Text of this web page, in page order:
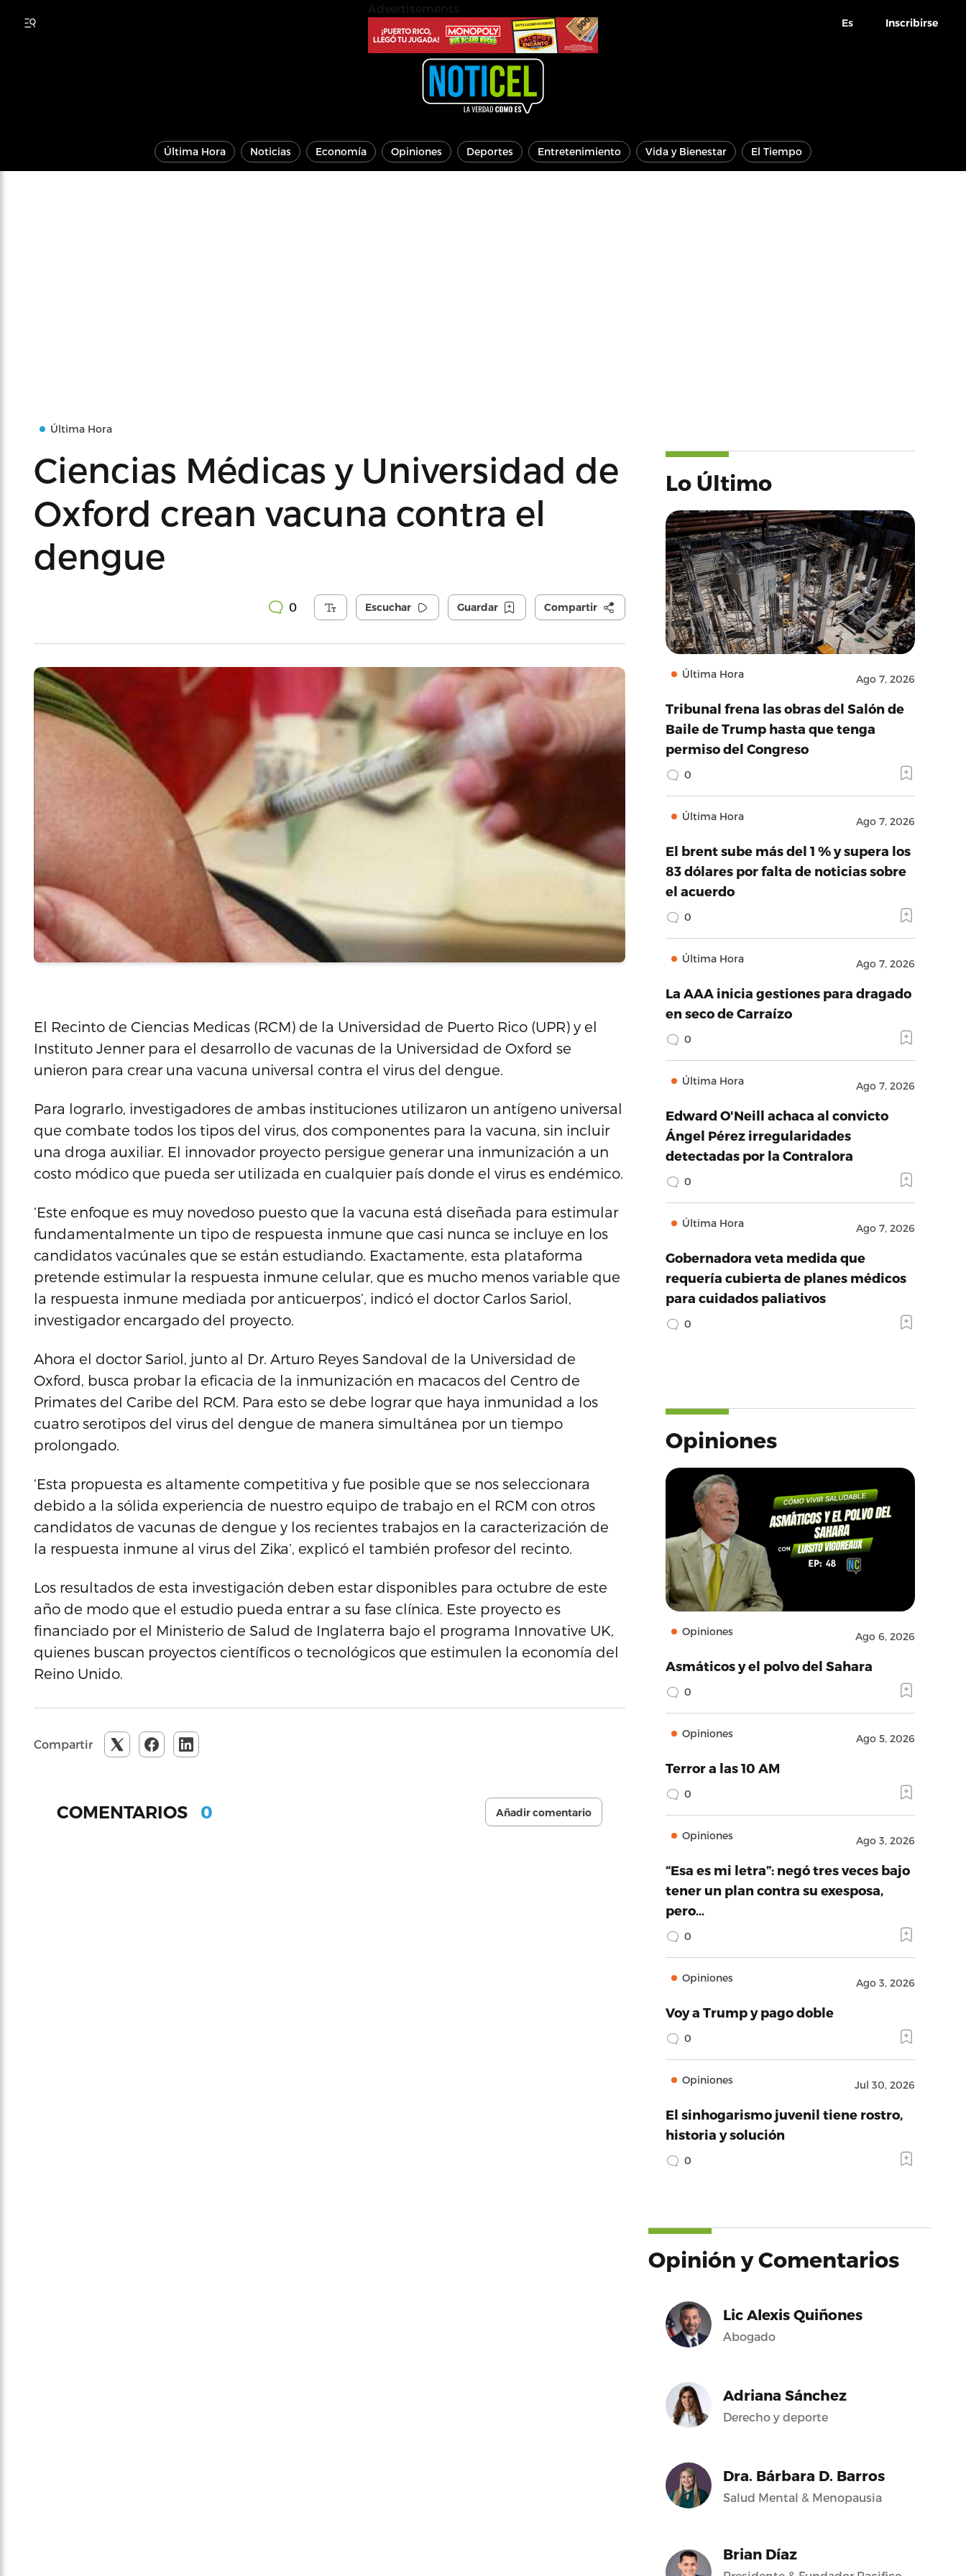
Es Inscribirse
Última Hora Noticias Economía Opiniones Deportes Entretenimiento Vida y Bienestar El Tiempo
Última Hora
Ciencias Médicas y Universidad de
Oxford crean vacuna contra el
dengue
0 Escuchar Guardar Compartir
El Recinto de Ciencias Medicas (RCM) de la Universidad de Puerto Rico (UPR) y el
Instituto Jenner para el desarrollo de vacunas de la Universidad de Oxford se
unieron para crear una vacuna universal contra el virus del dengue.
Para lograrlo, investigadores de ambas instituciones utilizaron un antígeno universal
que combate todos los tipos del virus, dos componentes para la vacuna, sin incluir
una droga auxiliar. El innovador proyecto persigue generar una inmunización a un
costo módico que pueda ser utilizada en cualquier país donde el virus es endémico.
‘Este enfoque es muy novedoso puesto que la vacuna está diseñada para estimular
fundamentalmente un tipo de respuesta inmune que casi nunca se incluye en los
candidatos vacúnales que se están estudiando. Exactamente, esta plataforma
pretende estimular la respuesta inmune celular, que es mucho menos variable que
la respuesta inmune mediada por anticuerpos’, indicó el doctor Carlos Sariol,
investigador encargado del proyecto.
Ahora el doctor Sariol, junto al Dr. Arturo Reyes Sandoval de la Universidad de
Oxford, busca probar la eficacia de la inmunización en macacos del Centro de
Primates del Caribe del RCM. Para esto se debe lograr que haya inmunidad a los
cuatro serotipos del virus del dengue de manera simultánea por un tiempo
prolongado.
‘Esta propuesta es altamente competitiva y fue posible que se nos seleccionara
debido a la sólida experiencia de nuestro equipo de trabajo en el RCM con otros
candidatos de vacunas de dengue y los recientes trabajos en la caracterización de
la respuesta inmune al virus del Zika’, explicó el también profesor del recinto.
Los resultados de esta investigación deben estar disponibles para octubre de este
año de modo que el estudio pueda entrar a su fase clínica. Este proyecto es
financiado por el Ministerio de Salud de Inglaterra bajo el programa Innovative UK,
quienes buscan proyectos científicos o tecnológicos que estimulen la economía del
Reino Unido.
Compartir
COMENTARIOS 0 Añadir comentario
Lo Último
Última Hora Ago 7, 2026
Tribunal frena las obras del Salón de
Baile de Trump hasta que tenga
permiso del Congreso
0
Última Hora Ago 7, 2026
El brent sube más del 1 % y supera los
83 dólares por falta de noticias sobre
el acuerdo
0
Última Hora Ago 7, 2026
La AAA inicia gestiones para dragado
en seco de Carraízo
0
Última Hora Ago 7, 2026
Edward O'Neill achaca al convicto
Ángel Pérez irregularidades
detectadas por la Contralora
0
Última Hora Ago 7, 2026
Gobernadora veta medida que
requería cubierta de planes médicos
para cuidados paliativos
0
Opiniones
Opiniones Ago 6, 2026
Asmáticos y el polvo del Sahara
0
Opiniones Ago 5, 2026
Terror a las 10 AM
0
Opiniones Ago 3, 2026
“Esa es mi letra”: negó tres veces bajo
tener un plan contra su exesposa,
pero…
0
Opiniones Ago 3, 2026
Voy a Trump y pago doble
0
Opiniones Jul 30, 2026
El sinhogarismo juvenil tiene rostro,
historia y solución
0
Opinión y Comentarios
Lic Alexis Quiñones
Abogado
Adriana Sánchez
Derecho y deporte
Dra. Bárbara D. Barros
Salud Mental & Menopausia
Brian Díaz